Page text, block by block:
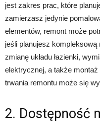
jest zakres prac, które
zamierzasz jedynie
elementów, remont może
jeśli planujesz
zmianę układu łazienki,
elektrycznej, a także
trwania remontu może się
2. Dostępność